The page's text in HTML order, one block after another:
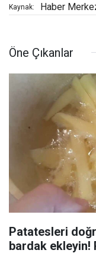
Kaynak: Haber
Öne Çıkanlar
Patatesleri
bardak ekleyin!